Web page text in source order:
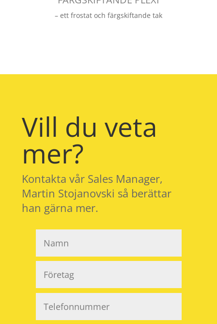
– ett frostat och färgskiftande tak
Vill du veta
mer?
Kontakta vår Sales Manager,
Martin Stojanovski så berättar
han gärna mer.